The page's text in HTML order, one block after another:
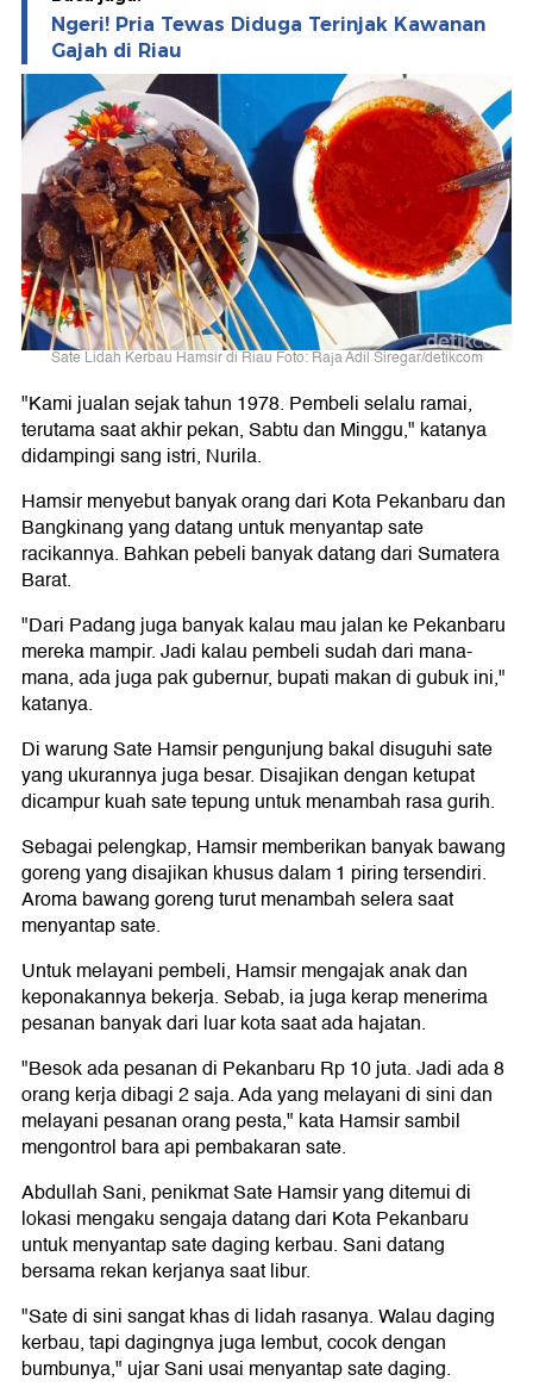
Ngeri! Pria Tewas Diduga Terinjak Kawanan
Gajah di Riau
Sate Lidah Kerbau Hamsir di Riau Foto: Raja Adil Siregar/detikcom
"Kami jualan sejak tahun 1978. Pembeli selalu ramai,
terutama saat akhir pekan, Sabtu dan Minggu," katanya
didampingi sang istri, Nurila.
Hamsir menyebut banyak orang dari Kota Pekanbaru dan
Bangkinang yang datang untuk menyantap sate
racikannya. Bahkan pebeli banyak datang dari Sumatera
Barat.
"Dari Padang juga banyak kalau mau jalan ke Pekanbaru
mereka mampir. Jadi kalau pembeli sudah dari mana-
mana, ada juga pak gubernur, bupati makan di gubuk ini,"
katanya.
Di warung Sate Hamsir pengunjung bakal disuguhi sate
yang ukurannya juga besar. Disajikan dengan ketupat
dicampur kuah sate tepung untuk menambah rasa gurih.
Sebagai pelengkap, Hamsir memberikan banyak bawang
goreng yang disajikan khusus dalam 1 piring tersendiri.
Aroma bawang goreng turut menambah selera saat
menyantap sate.
Untuk melayani pembeli, Hamsir mengajak anak dan
keponakannya bekerja. Sebab, ia juga kerap menerima
pesanan banyak dari luar kota saat ada hajatan.
"Besok ada pesanan di Pekanbaru Rp 10 juta. Jadi ada 8
orang kerja dibagi 2 saja. Ada yang melayani di sini dan
melayani pesanan orang pesta," kata Hamsir sambil
mengontrol bara api pembakaran sate.
Abdullah Sani, penikmat Sate Hamsir yang ditemui di
lokasi mengaku sengaja datang dari Kota Pekanbaru
untuk menyantap sate daging kerbau. Sani datang
bersama rekan kerjanya saat libur.
"Sate di sini sangat khas di lidah rasanya. Walau daging
kerbau, tapi dagingnya juga lembut, cocok dengan
bumbunya," ujar Sani usai menyantap sate daging.